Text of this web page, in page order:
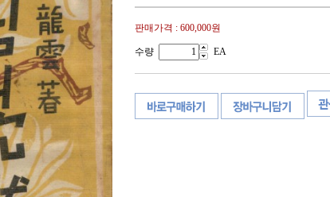
판매가격 : 600,000원
수량 EA